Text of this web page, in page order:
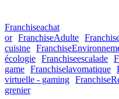
Franchiseachat
or FranchiseAdulte
cuisine Franchise
écologie Franchiseescalade
game Franchiselavomatique
virtuelle - gaming Franchise
grenier